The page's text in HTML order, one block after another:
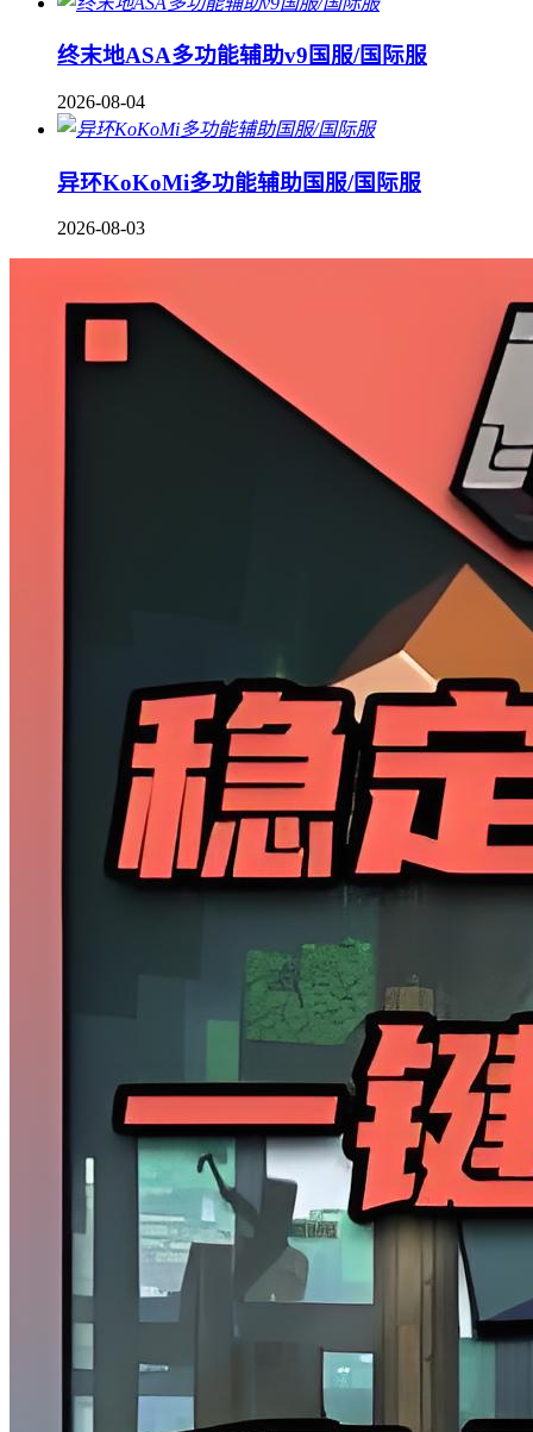
终末地ASA多功能辅助v9国服/国际服
2026-08-04
异环KoKoMi多功能辅助国服/国际服
2026-08-03